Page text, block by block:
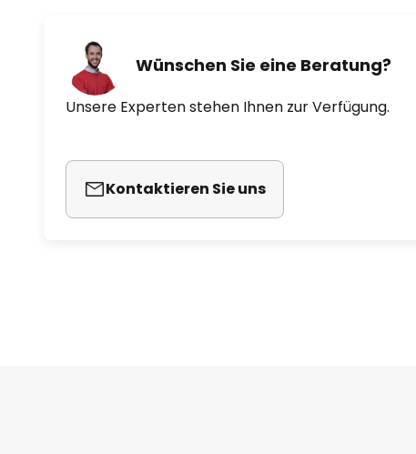
- Whitehaven
Wünschen Sie eine Beratung?
Unsere Experten stehen Ihnen zur Verfügung.
Kontaktieren Sie uns